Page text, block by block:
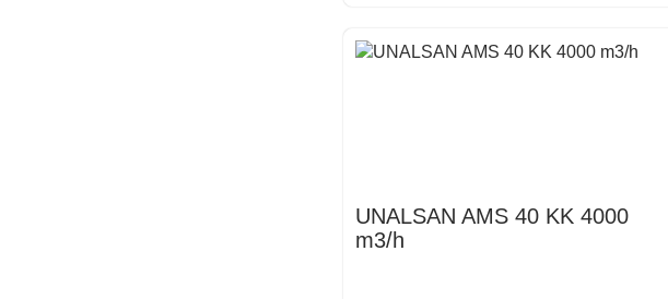
UNALSAN AMS 40 KK 4000
m3/h